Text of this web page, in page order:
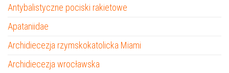
Antybalistyczne pociski rakietowe
Apataniidae
Archidiecezja rzymskokatolicka Miami
Archidiecezja wrocławska